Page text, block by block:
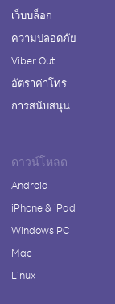
เว็บบล็อก
ความปลอดภัย
Viber Out
อัตราค่าโทร
การสนับสนุน
ดาวน์โหลด
Android
iPhone & iPad
Windows PC
Mac
Linux